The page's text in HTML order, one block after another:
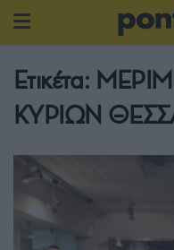
Ετικέτα:
ΚΥΡΙΩΝ